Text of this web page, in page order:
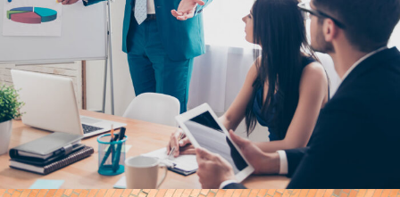
6 JUIN 2016 BY ADMIN_UACA